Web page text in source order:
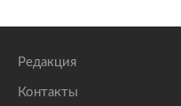
Редакция
Контакты